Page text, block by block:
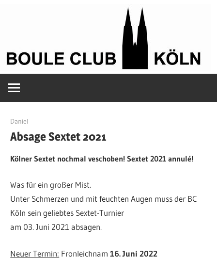
Petanque
Kölle
13. Mai 2021
Daniel
Absage Sextet 2021
Kölner Sextet nochmal veschoben! Sextet 2021 annulé!
Was für ein großer Mist.
Unter Schmerzen und mit feuchten Augen muss der BC
Köln sein geliebtes Sextet-Turnier
am 03. Juni 2021 absagen.
Neuer Termin: Fronleichnam 16. Juni 2022